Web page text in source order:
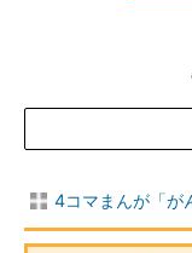
4コマまんが「が